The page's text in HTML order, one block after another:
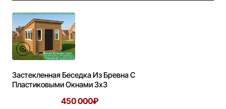
Застекленная Беседка Из Бревна С
Пластиковыми Окнами 3х3
450 000₽